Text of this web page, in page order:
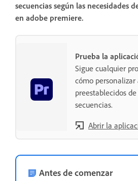
secuencias según las necesidades
en adobe premiere.
Prueba la
Sigue cualquier
cómo personalizar
preestablecidos
secuencias.
Abrir la
Antes de comenzar